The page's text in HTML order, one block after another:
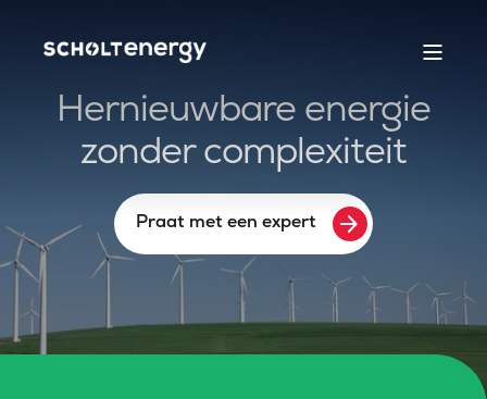
Hernieuwbare energie
zonder complexiteit
Praat met een expert arrow_forward